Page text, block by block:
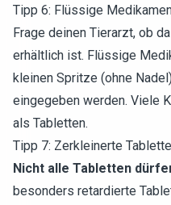
Tipp 6: Flüssige
Frage deinen Tierarzt, ob
erhältlich ist. Flüssige
kleinen Spritze (ohne
eingegeben werden. Viele
als Tabletten.
Tipp 7: Zerkleinerte
Nicht alle Tabletten
besonders retardierte